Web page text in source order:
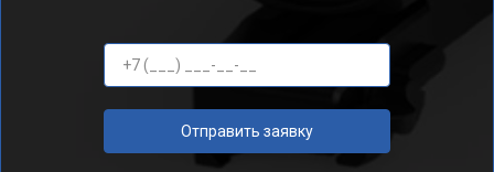
Отправить заявку